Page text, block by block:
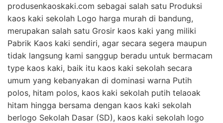
produsenkaoskaki.com sebagai salah satu Produksi
kaos kaki sekolah Logo harga murah di bandung,
merupakan salah satu Grosir kaos kaki yang miliki
Pabrik Kaos kaki sendiri, agar secara segera maupun
tidak langsung kami sanggup beradu untuk bermacam
type kaos kaki, baik itu kaos kaki sekolah secara
umum yang kebanyakan di dominasi warna Putih
polos, hitam polos, kaos kaki sekolah putih telaoak
hitam hingga bersama dengan kaos kaki sekolah
berlogo Sekolah Dasar (SD), kaos kaki sekolah logo